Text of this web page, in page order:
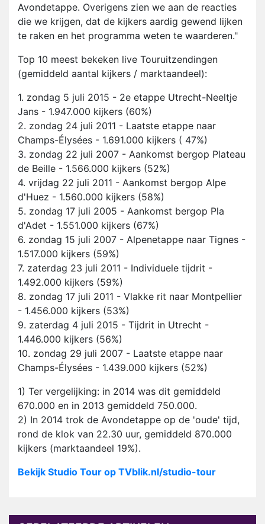
Avondetappe. Overigens zien we aan de reacties
die we krijgen, dat de kijkers aardig gewend lijken
te raken en het programma weten te waarderen."
Top 10 meest bekeken live Touruitzendingen
(gemiddeld aantal kijkers / marktaandeel):
1. zondag 5 juli 2015 - 2e etappe Utrecht-Neeltje
Jans - 1.947.000 kijkers (60%)
2. zondag 24 juli 2011 - Laatste etappe naar
Champs-Élysées - 1.691.000 kijkers ( 47%)
3. zondag 22 juli 2007 - Aankomst bergop Plateau
de Beille - 1.566.000 kijkers (52%)
4. vrijdag 22 juli 2011 - Aankomst bergop Alpe
d'Huez - 1.560.000 kijkers (58%)
5. zondag 17 juli 2005 - Aankomst bergop Pla
d'Adet - 1.551.000 kijkers (67%)
6. zondag 15 juli 2007 - Alpenetappe naar Tignes -
1.517.000 kijkers (59%)
7. zaterdag 23 juli 2011 - Individuele tijdrit -
1.492.000 kijkers (59%)
8. zondag 17 juli 2011 - Vlakke rit naar Montpellier
- 1.456.000 kijkers (53%)
9. zaterdag 4 juli 2015 - Tijdrit in Utrecht -
1.446.000 kijkers (56%)
10. zondag 29 juli 2007 - Laatste etappe naar
Champs-Élysées - 1.439.000 kijkers (52%)
1) Ter vergelijking: in 2014 was dit gemiddeld
670.000 en in 2013 gemiddeld 750.000.
2) In 2014 trok de Avondetappe op de 'oude' tijd,
rond de klok van 22.30 uur, gemiddeld 870.000
kijkers (marktaandeel 19%).
Bekijk Studio Tour op TVblik.nl/studio-tour